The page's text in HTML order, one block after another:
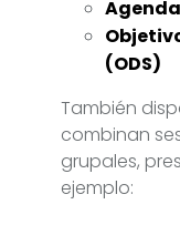
(ODS)
También
combinan
grupales,
ejemplo: